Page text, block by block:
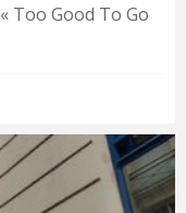
Too Good To Go